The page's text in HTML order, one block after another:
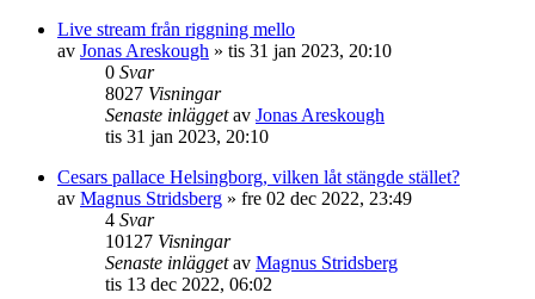
Live stream från riggning mello
av Jonas Areskough » tis 31 jan 2023, 20:10
0 Svar
8027 Visningar
Senaste inläggetav Jonas Areskough
tis 31 jan 2023, 20:10
Cesars pallace Helsingborg, vilken låt stängde stället?
av Magnus Stridsberg » fre 02 dec 2022, 23:49
4 Svar
10127 Visningar
Senaste inläggetav Magnus Stridsberg
tis 13 dec 2022, 06:02